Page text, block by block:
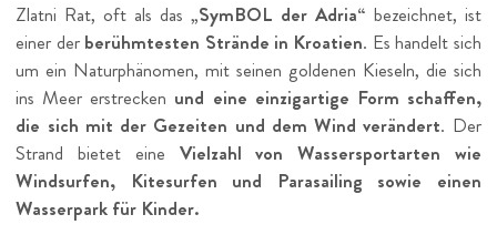
Zlatni Rat, oft als das „SymBOL der Adria“ bezeichnet, ist
einer der berühmtesten Strände in Kroatien. Es handelt sich
um ein Naturphänomen, mit seinen goldenen Kieseln, die sich
ins Meer erstrecken und eine einzigartige Form schaffen,
die sich mit der Gezeiten und dem Wind verändert. Der
Strand bietet eine Vielzahl von Wassersportarten wie
Windsurfen, Kitesurfen und Parasailing sowie einen
Wasserpark für Kinder.